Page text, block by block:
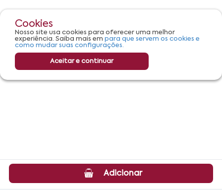
Adicionar
Cookies
Nosso site usa cookies para oferecer uma melhor
experiência. Saiba mais em para que servem os cookies e
como mudar suas configurações.
Aceitar e continuar